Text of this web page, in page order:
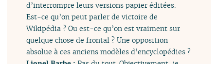
d’interrompre leurs versions papier éditées.
Est-ce qu’on peut parler de victoire de
Wikipédia ? Ou est-ce qu’on est vraiment sur
quelque chose de frontal ? Une opposition
absolue à ces anciens modèles d’encyclopédies ?